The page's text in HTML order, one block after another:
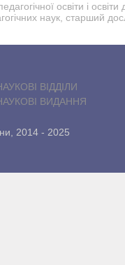
освіти і
наук, старший
ВІДДІЛИ
ВИДАННЯ
2014 - 2025